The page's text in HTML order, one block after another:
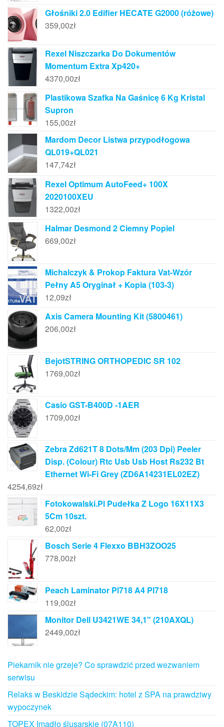
Głośniki 2.0 Edifier HECATE G2000 (różowe)
359,00zł
Rexel Niszczarka Do Dokumentów
Momentum Extra Xp420+
4370,00zł
Plastikowa Szafka Na Gaśnicę 6 Kg Kristal
Supron
155,00zł
Mardom Decor Listwa przypodłogowa
QL019+QL021
147,74zł
Rexel Optimum AutoFeed+ 100X
2020100XEU
1322,00zł
Halmar Desmond 2 Ciemny Popiel
669,00zł
Michalczyk & Prokop Faktura Vat-Wzór
Pełny A5 Oryginał + Kopia (103-3)
12,09zł
Axis Camera Mounting Kit (5800461)
206,00zł
BejotSTRING ORTHOPEDIC SR 102
1769,00zł
Casio GST-B400D -1AER
1709,00zł
Zebra Zd621T 8 Dots/Mm (203 Dpi) Peeler
Disp. (Colour) Rtc Usb Usb Host Rs232 Bt
Ethernet Wi-Fi Grey (ZD6A14231EL02EZ)
4254,69zł
Fotokowalski.Pl Pudełka Z Logo 16X11X3
5Cm 10szt.
62,00zł
Bosch Serie 4 Flexxo BBH3ZOO25
778,00zł
Peach Laminator Pl718 A4 Pl718
119,00zł
Monitor Dell U3421WE 34,1" (210AXQL)
2449,00zł
Piekarnik nie grzeje? Co sprawdzić przed wezwaniem
serwisu
Relaks w Beskidzie Sądeckim: hotel z SPA na prawdziwy
wypoczynek
TOPEX Imadło ślusarskie (07A110)